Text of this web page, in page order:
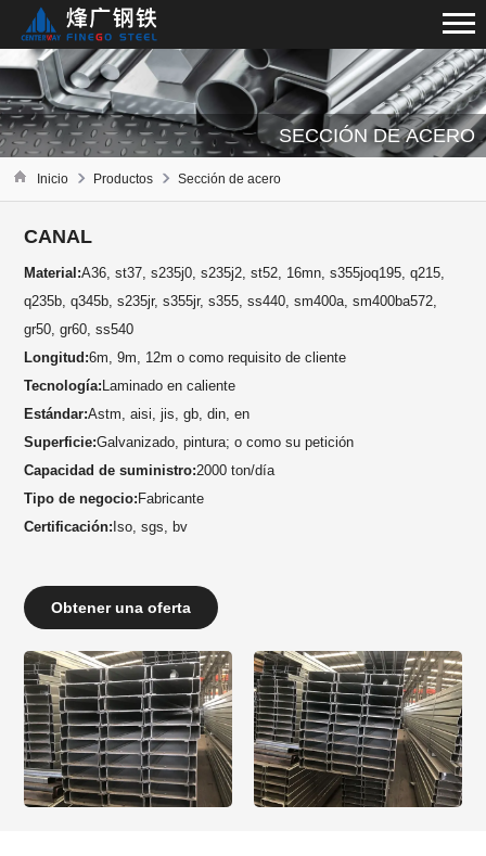
SECCIÓN DE ACERO
Inicio Productos Sección de acero
CANAL
Material:A36, st37, s235j0, s235j2, st52, 16mn, s355joq195, q215,
q235b, q345b, s235jr, s355jr, s355, ss440, sm400a, sm400ba572,
gr50, gr60, ss540
Longitud:6m, 9m, 12m o como requisito de cliente
Tecnología: Laminado en caliente
Estándar:Astm, aisi, jis, gb, din, en
Superficie:Galvanizado, pintura; o como su petición
Capacidad de suministro:2000 ton/día
Tipo de negocio: Fabricante
Certificación: Iso, sgs, bv
Obtener una oferta